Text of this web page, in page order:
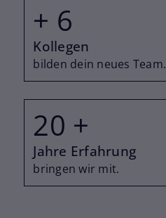
+ 6
Kollegen
bilden dein neues Team.
20 +
Jahre Erfahrung
bringen wir mit.